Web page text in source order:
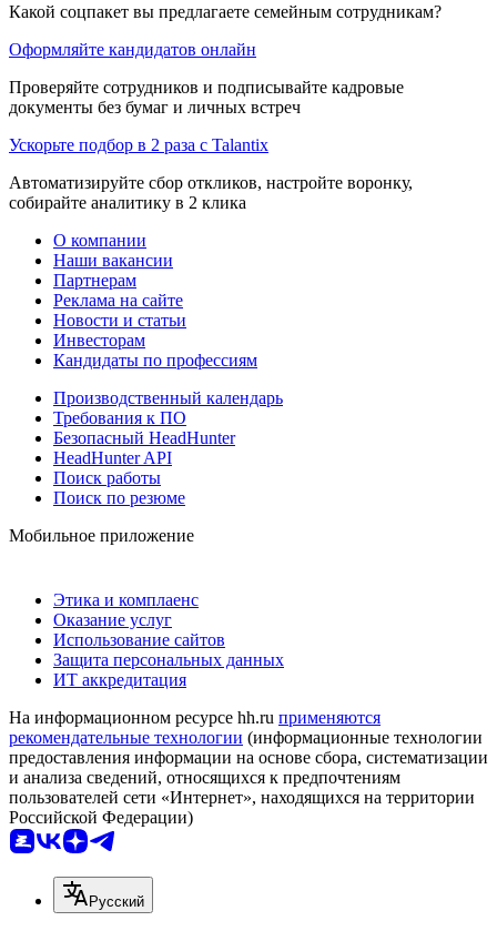
Какой соцпакет вы предлагаете семейным сотрудникам?
Оформляйте кандидатов онлайн
Проверяйте сотрудников и подписывайте кадровые
документы без бумаг и личных встреч
Ускорьте подбор в 2 раза с Talantix
Автоматизируйте сбор откликов, настройте воронку,
собирайте аналитику в 2 клика
О компании
Наши вакансии
Партнерам
Реклама на сайте
Новости и статьи
Инвесторам
Кандидаты по профессиям
Производственный календарь
Требования к ПО
Безопасный HeadHunter
HeadHunter API
Поиск работы
Поиск по резюме
Мобильное приложение
Этика и комплаенс
Оказание услуг
Использование сайтов
Защита персональных данных
ИТ аккредитация
На информационном ресурсе hh.ru применяются
рекомендательные технологии (информационные технологии
предоставления информации на основе сбора, систематизации
и анализа сведений, относящихся к предпочтениям
пользователей сети «Интернет», находящихся на территории
Российской Федерации)
Русский